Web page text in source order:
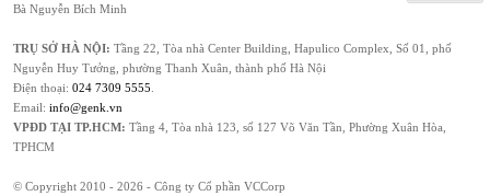
Bà Nguyễn Bích Minh
TRỤ SỞ HÀ NỘI: Tầng 22, Tòa nhà Center Building, Hapulico Complex, Số 01, phố
Nguyễn Huy Tưởng, phường Thanh Xuân, thành phố Hà Nội
Điện thoại: 024 7309 5555
Email: info@genk.vn
VPĐD TẠI TP.HCM: Tầng 4, Tòa nhà 123, số 127 Võ Văn Tần, Phường Xuân Hòa,
TPHCM
© Copyright 2010 - 2026 - Công ty Cổ phần VCCorp